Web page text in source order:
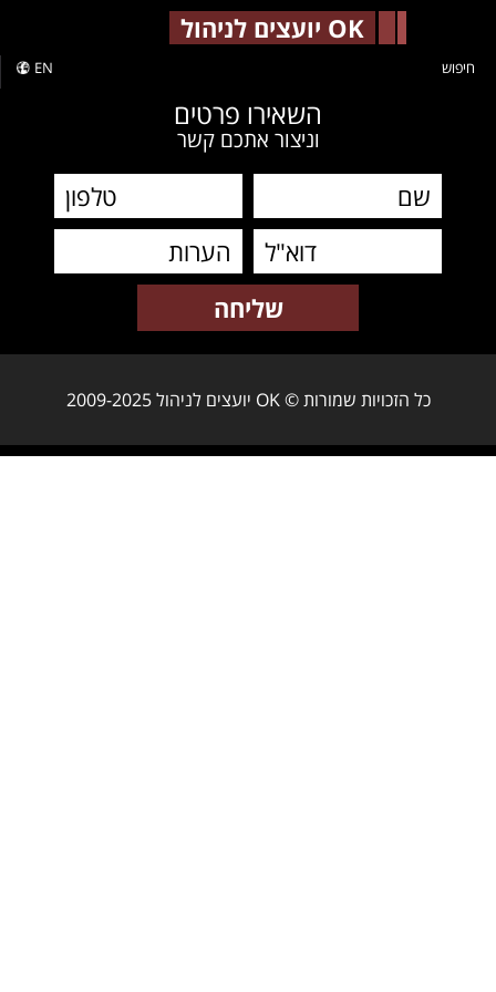
OK יועצים לניהול
EN חיפוש
השאירו פרטים
וניצור אתכם קשר
כל הזכויות שמורות © OK יועצים לניהול 2009-2025